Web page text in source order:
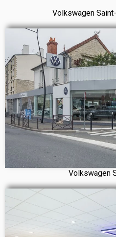
Volkswagen
Volkswagen